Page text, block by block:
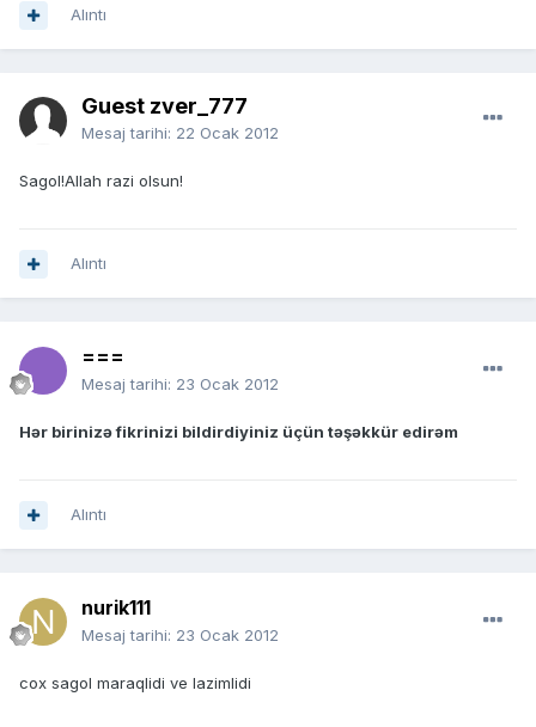
Alıntı
Guest zver_777
Mesaj tarihi: 22 Ocak 2012
Sagol!Allah razi olsun!
Alıntı
===
Mesaj tarihi: 23 Ocak 2012
Hər birinizə fikrinizi bildirdiyiniz üçün təşəkkür edirəm
Alıntı
nurik111
Mesaj tarihi: 23 Ocak 2012
cox sagol maraqlidi ve lazimlidi